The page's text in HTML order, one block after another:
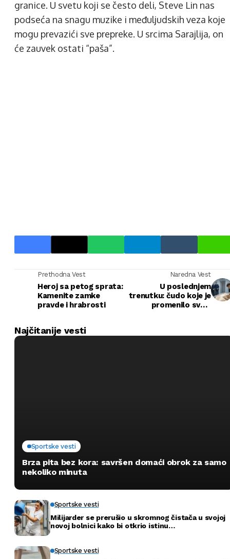
granice. U svetu koji se često deli, Steve Lin nas
podseća na snagu muzike i međuljudskih veza koje
mogu prevazići sve prepreke. U srcima Sarajlija, on
će zauvek ostati “paša”.
Prethodna Vest
Heroj sa petog sprata:
Kamenite zamke
pravde i hrabrosti
Naredna Vest
U poslednjem
trenutku: čudo koje je
promenilo sve u
Najčitanije vesti
Sportske vesti
Brza pita bez kora: savršen domaći obrok za samo
nekoliko minuta
Sportske vesti
Milijarder se prerušio u skromnog čistača u svojoj
novoj bolnici kako bi otkrio istinu…
Sportske vesti